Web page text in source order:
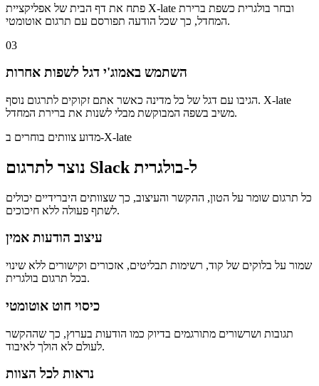
פתח את דף הבית של אפליקציית X-late ובחר בולגרית כשפת ברירת
המחדל, כך שכל הודעה תפורסם עם תרגום אוטומטי.
03
השתמש באמוג'י דגל לשפות אחרות
הגיבו עם דגל של כל מדינה כאשר אתם זקוקים לתרגום נוסף. X-late
משיב בשפה המבוקשת מבלי לשנות את ברירת המחדל.
מדוע צוותים בוחרים ב-X-late
נוצר לתרגום Slack ל-בולגרית
כל תרגום שומר על הטון, ההקשר והעיצוב, כך שצוותים היברידיים יכולים
לשתף פעולה ללא חיכוכים.
עיצוב הודעות אמין
שמור על בלוקים של קוד, רשימות תבליטים, אזכורים וקישורים ללא שינוי
בכל תרגום בולגרית.
כיסוי חוט אוטומטי
תגובות ושרשורים מתורגמים בדיוק כמו הודעות בערוץ, כך שההקשר
לעולם לא הולך לאיבוד.
נראות לכל הצוות